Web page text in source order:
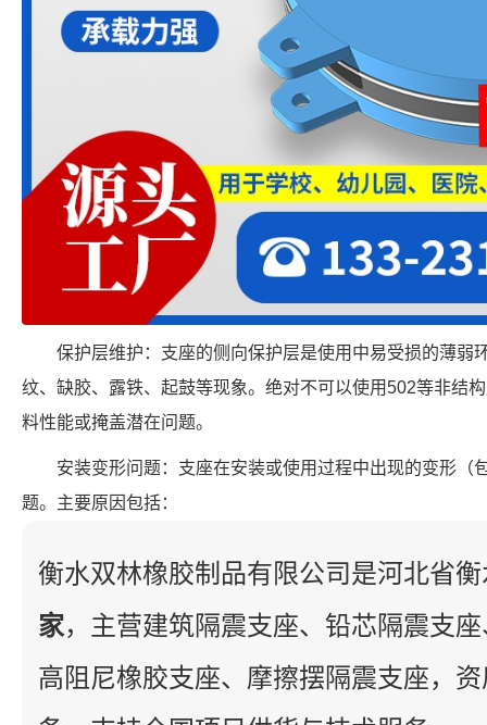
保护层维护：支座的侧向保护层是使用中易受损的薄弱
纹、缺胶、露铁、起鼓等现象。绝对不可以使用502等非结
料性能或掩盖潜在问题。
安装变形问题：支座在安装或使用过程中出现的变形（
题。主要原因包括：
衡水双林橡胶制品有限公司是河北省
家，主营建筑隔震支座、铅芯隔震支
高阻尼橡胶支座、摩擦摆隔震支座，